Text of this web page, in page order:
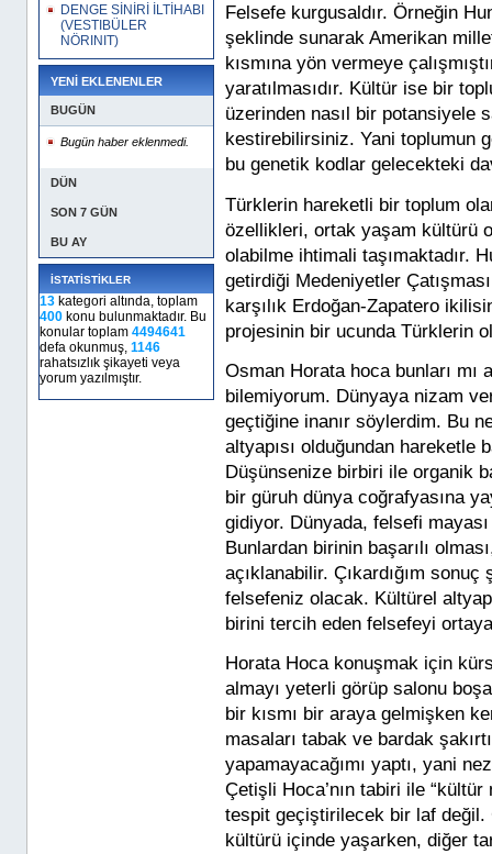
DENGE SİNİRİ İLTİHABI
(VESTIBÜLER
NÖRINIT)
YENİ EKLENENLER
BUGÜN
Bugün haber eklenmedi.
DÜN
SON 7 GÜN
BU AY
İSTATİSTİKLER
13 kategori altında, toplam
400 konu bulunmaktadır. Bu
konular toplam 4494641
defa okunmuş, 1146
rahatsızlık şikayeti veya
yorum yazılmıştır.
Felsefe kurgusaldır. Örneğin
şeklinde sunarak Amerikan
kısmına yön vermeye
yaratılmasıdır. Kültür ise bir
üzerinden nasıl bir potansiyele
kestirebilirsiniz. Yani toplumun
bu genetik kodlar gelecekteki
Türklerin hareketli bir toplum
özellikleri, ortak yaşam kültürü
olabilme ihtimali taşımaktadır.
getirdiği Medeniyetler
karşılık Erdoğan-Zapatero
projesinin bir ucunda Türklerin
Osman Horata hoca bunları mı
bilemiyorum. Dünyaya nizam
geçtiğine inanır söylerdim. Bu
altyapısı olduğundan hareketle
Düşünsenize birbiri ile organik
bir güruh dünya coğrafyasına
gidiyor. Dünyada, felsefi
Bunlardan birinin başarılı
açıklanabilir. Çıkardığım
felsefeniz olacak. Kültürel
birini tercih eden felsefeyi
Horata Hoca konuşmak için
almayı yeterli görüp salonu
bir kısmı bir araya gelmişken
masaları tabak ve bardak
yapamayacağımı yaptı, yani
Çetişli Hoca’nın tabiri ile
tespit geçiştirilecek bir laf değil.
kültürü içinde yaşarken, diğer